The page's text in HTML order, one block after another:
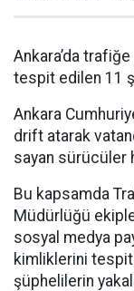
Ankara’da trafiğe
tespit edilen 11
Ankara
drift atarak
sayan sürücüler
Bu kapsamda
Müdürlüğü
sosyal medya
kimliklerini
şüphelilerin